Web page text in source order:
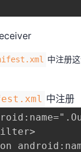
中注册
​中注册